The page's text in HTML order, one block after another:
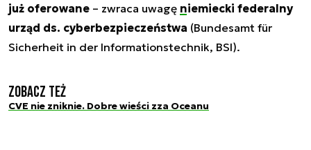
już oferowane – zwraca uwagę niemiecki federalny
urząd ds. cyberbezpieczeństwa (Bundesamt für
Sicherheit in der Informationstechnik, BSI).
Zobacz też
CVE nie zniknie. Dobre wieści zza Oceanu